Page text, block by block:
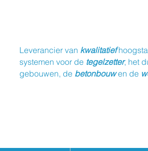
Leverancier van kwalitatief
systemen voor de tegelzetter, het
gebouwen, de betonbouwen de